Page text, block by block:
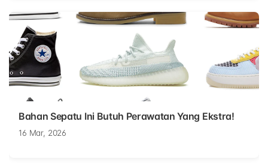
Bahan Sepatu Ini Butuh Perawatan Yang Ekstra!
16 Mar, 2026